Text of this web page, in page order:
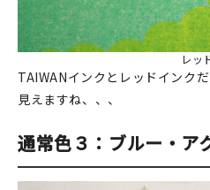
レッ
TAIWANインクとレッドインク
見えますね、、、
通常色３：ブルー・ア